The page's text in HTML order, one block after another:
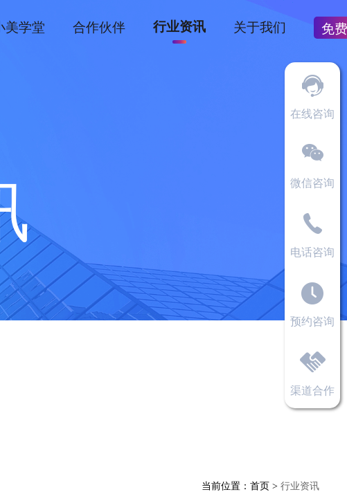
美学堂 合作伙伴 行业资讯 关于我们 免
当前位置： 首页 > 行业资讯
在线咨询
微信咨询
电话咨询
预约咨询
渠道合作